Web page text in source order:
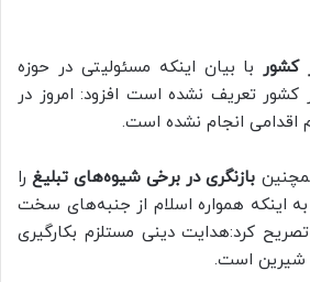
کشوربا بیان اینکه مسئولیتی در حوزه
کشور تعریف نشده است افزود: امروز در
اقدامی انجام نشده است.
بازنگری در برخی شیوه‌های تبلیغرا
اینکه همواره اسلام از جنبه‌های سخت
کرد:هدایت دینی مستلزم بکارگیری
شیرین است.